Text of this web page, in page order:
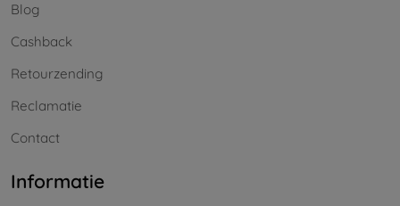
Blog
Cashback
Retourzending
Reclamatie
Contact
Informatie